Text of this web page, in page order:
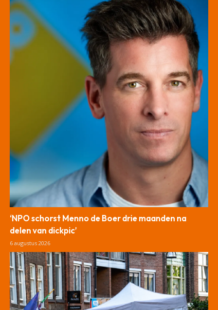
‘NPO schorst Menno de Boer drie maanden na
delen van dickpic’
6 augustus 2026